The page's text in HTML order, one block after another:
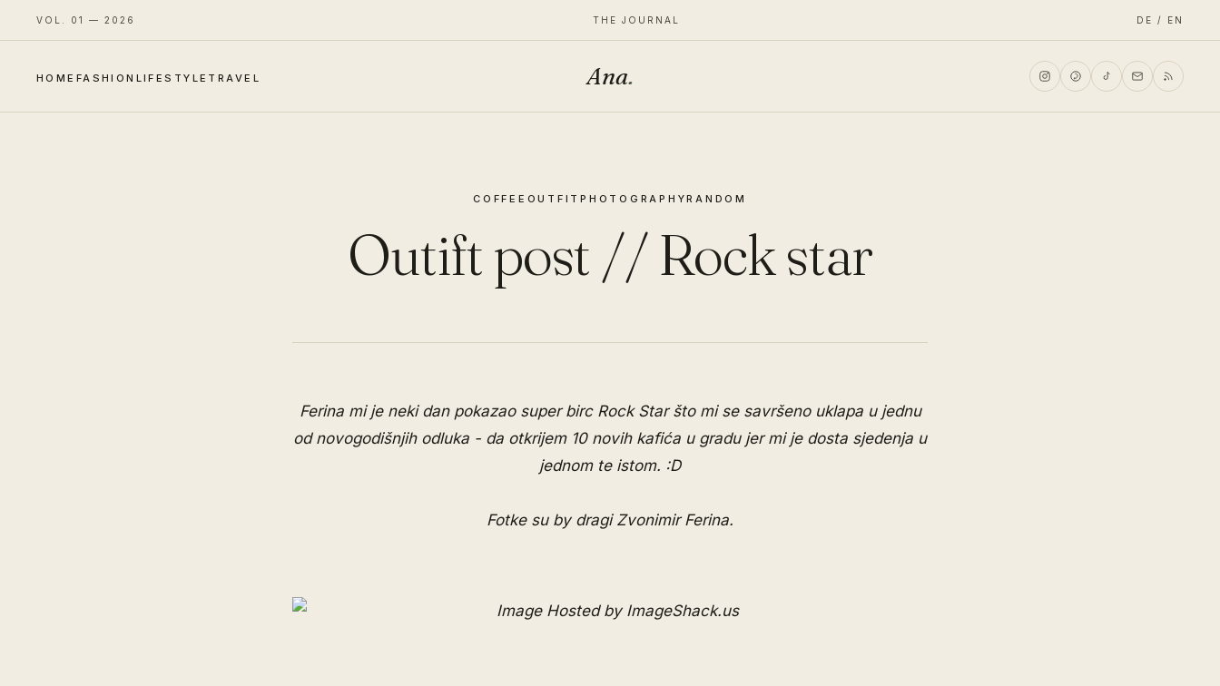
VOL. 01 — 2026 THE JOURNAL DE / EN
HOME FASHION LIFESTYLE TRAVEL Ana.
COFFEE OUTFITPHOTOGRAPHYRANDOM
Outift post // Rock star
Ferina mi je neki dan pokazao super birc Rock Star što mi se savršeno uklapa u jednu
od novogodišnjih odluka - da otkrijem 10 novih kafića u gradu jer mi je dosta sjedenja u
jednom te istom. :D
Fotke su by dragi Zvonimir Ferina.